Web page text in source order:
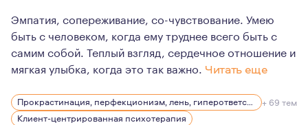
Эмпатия, сопереживание, со-чувствование. Умею
быть с человеком, когда ему труднее всего быть с
самим собой. Теплый взгляд, сердечное отношение и
мягкая улыбка, когда это так важно. Читать еще
Безоговорочно верю в потенциал каждого человека.
С 2017 года модерирую большую группу по детско-
Прокрастинация, перфекционизм, лень, гиперответственность
+ 69 тем
Клиент-центрированная психотерапия